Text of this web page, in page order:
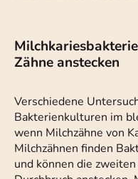
Zähne anstecken
Verschiedene
Bakterienkulturen im
wenn Milchzähne von
Milchzähnen finden
und können die